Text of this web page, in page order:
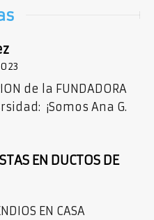
de la FUNDADORA
¡Somos Ana G.
EN DUCTOS DE
EN CASA